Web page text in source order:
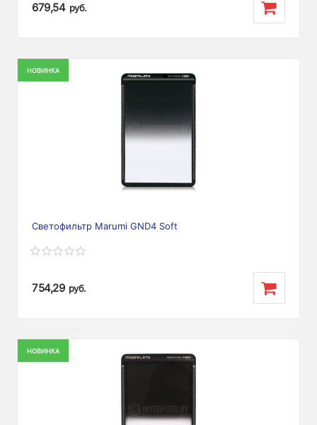
679,54 руб.
НОВИНКА
Светофильтр Marumi GND4 Soft
754,29 руб.
НОВИНКА